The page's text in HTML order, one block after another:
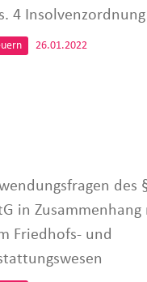
4 Insolvenzordnung
26.01.2022
des
in Zusammenhang
Friedhofs- und